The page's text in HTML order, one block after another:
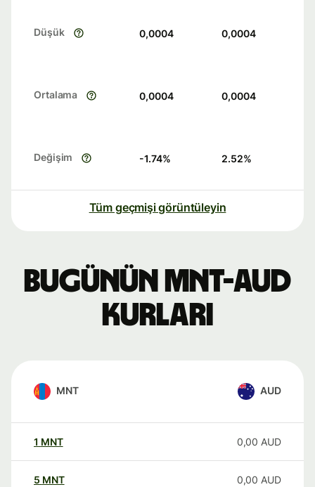
Düşük 0,0004 0,0004
Ortalama 0,0004 0,0004
Değişim -1.74% 2.52%
Tüm geçmişi görüntüleyin
Bugünün MNT-AUD
kurları
MNT AUD
1 MNT 0,00 AUD
5 MNT 0,00 AUD